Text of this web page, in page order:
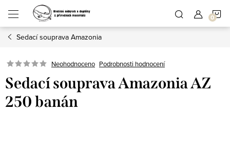
obsah
Sedací souprava Amazonia
Neohodnoceno Podrobnosti hodnocení
Sedací souprava Amazonia AZ
250 banán